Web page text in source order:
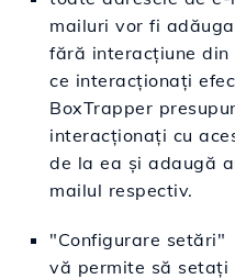
mailuri vor fi
fără interacţiune
ce interacţionaţi
BoxTrapper
interacţionaţi cu
de la ea şi adaugă
mailul respectiv.
"Configurare setări"
vă permite să setaţi